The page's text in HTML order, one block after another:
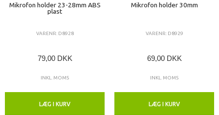
Mikrofon holder 23-28mm ABS
plast
VARENR: D8928
79,00 DKK
INKL. MOMS
LÆG I KURV
Mikrofon holder 30mm
VARENR: D8929
69,00 DKK
INKL. MOMS
LÆG I KURV